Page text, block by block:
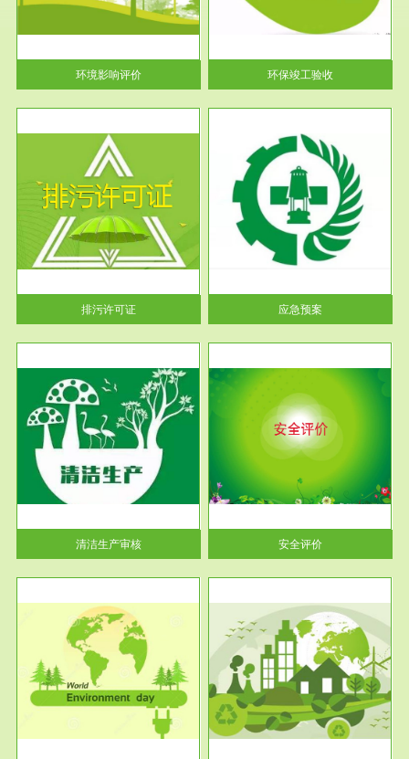
环境影响评价
根据《建设项目环境保护管理条
例》第十七条 编制环境影响报
告书、...
环保竣工验收
排污许可证
服务范围
应急预案
根据《中华人民共和国环境保护
法》第十九条 企业事业单位应
当按照...
应急预案
清洁生产审核
服务范围
安全评价
安全评价安全评价目的是查找、
分析和预测工程、系统、生产经
营活...
安全评价
服务范围
VOCs在线监测
根据《重点区域大气污染防
治“十二五”规划》有机废气净化